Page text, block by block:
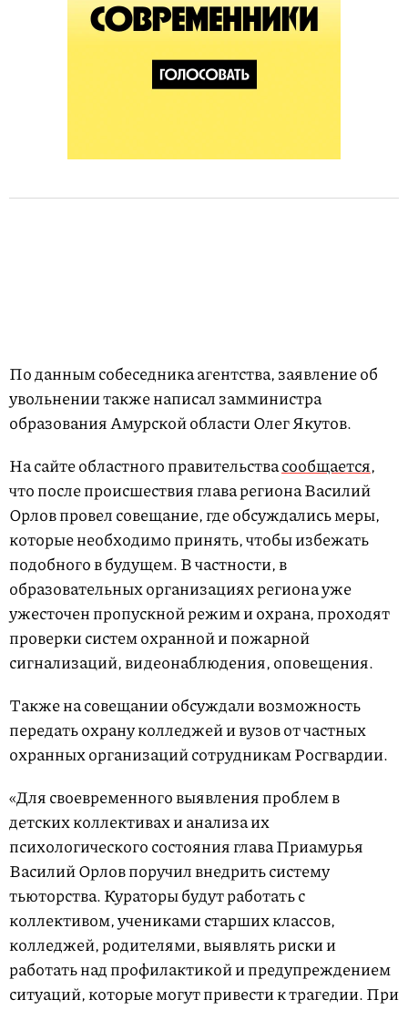
По данным собеседника агентства, заявление об
увольнении также написал замминистра
образования Амурской области Олег Якутов.
На сайте областного правительствасообщается,
что после происшествия глава региона Василий
Орлов провел совещание, где обсуждались меры,
которые необходимо принять, чтобы избежать
подобного в будущем. В частности, в
образовательных организациях региона уже
ужесточен пропускной режим и охрана, проходят
проверки систем охранной и пожарной
сигнализаций, видеонаблюдения, оповещения.
Также на совещании обсуждали возможность
передать охрану колледжей и вузов от частных
охранных организаций сотрудникам Росгвардии.
«Для своевременного выявления проблем в
детских коллективах и анализа их
психологического состояния глава Приамурья
Василий Орлов поручил внедрить систему
тьюторства. Кураторы будут работать с
коллективом, учениками старших классов,
колледжей, родителями, выявлять риски и
работать над профилактикой и предупреждением
ситуаций, которые могут привести к трагедии. При